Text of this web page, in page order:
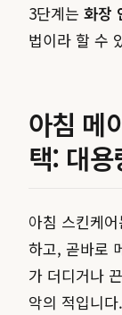
3단계는 화장
법이라 할 수
아침 메
택: 대
아침 스킨케
하고, 곧바로
가 더디거나
악의 적입니